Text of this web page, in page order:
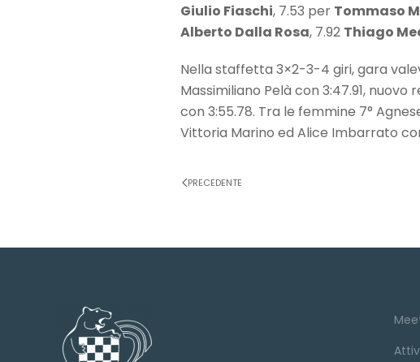
Giulio Fiaschi, 7.53 per Tommaso
Alberto Dalla Rosa, 7.92 Thiago
Nella staffetta 3×2-3-4 giri, gara
Massimiliano Pelà con 3:47.91, nuovo
con 3:55.78. Tra le femmine 7°
Vittoria Marino ed Alice Imbarrato
PRECEDENTE